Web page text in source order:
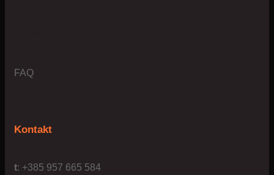
FAQ
Kontakt
t: +385 957 665 584